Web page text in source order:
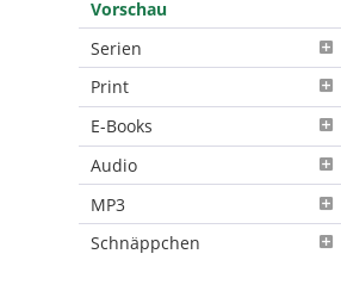
Vorschau
Serien
Print
E-Books
Audio
MP3
Schnäppchen